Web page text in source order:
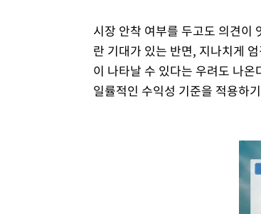
시장 안착 여부를 두고도 의견이
란 기대가 있는 반면, 지나치게
이 나타날 수 있다는 우려도 나
일률적인 수익성 기준을 적용하